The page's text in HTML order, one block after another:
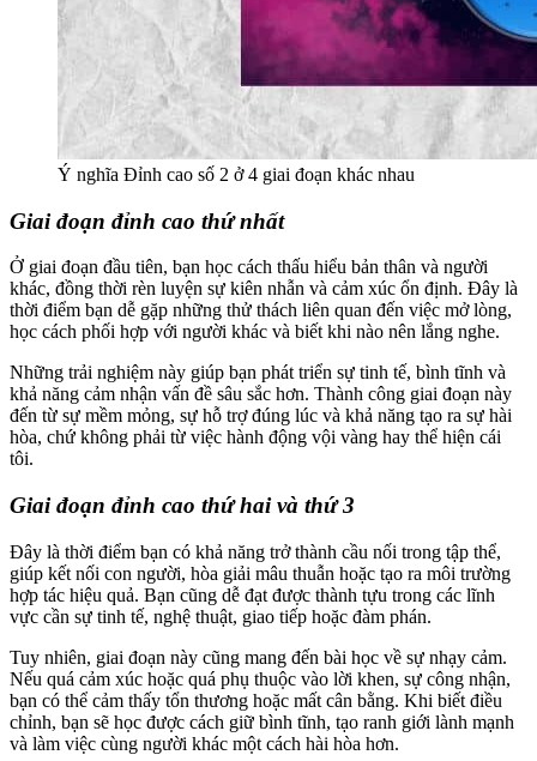
Ý nghĩa Đỉnh cao số 2 ở 4 giai đoạn khác nhau
Giai đoạn đỉnh cao thứ nhất
Ở giai đoạn đầu tiên, bạn học cách thấu hiểu bản thân và người
khác, đồng thời rèn luyện sự kiên nhẫn và cảm xúc ổn định. Đây là
thời điểm bạn dễ gặp những thử thách liên quan đến việc mở lòng,
học cách phối hợp với người khác và biết khi nào nên lắng nghe.
Những trải nghiệm này giúp bạn phát triển sự tinh tế, bình tĩnh và
khả năng cảm nhận vấn đề sâu sắc hơn. Thành công giai đoạn này
đến từ sự mềm mỏng, sự hỗ trợ đúng lúc và khả năng tạo ra sự hài
hòa, chứ không phải từ việc hành động vội vàng hay thể hiện cái
tôi.
Giai đoạn đỉnh cao thứ hai và thứ 3
Đây là thời điểm bạn có khả năng trở thành cầu nối trong tập thể,
giúp kết nối con người, hòa giải mâu thuẫn hoặc tạo ra môi trường
hợp tác hiệu quả. Bạn cũng dễ đạt được thành tựu trong các lĩnh
vực cần sự tinh tế, nghệ thuật, giao tiếp hoặc đàm phán.
Tuy nhiên, giai đoạn này cũng mang đến bài học về sự nhạy cảm.
Nếu quá cảm xúc hoặc quá phụ thuộc vào lời khen, sự công nhận,
bạn có thể cảm thấy tổn thương hoặc mất cân bằng. Khi biết điều
chỉnh, bạn sẽ học được cách giữ bình tĩnh, tạo ranh giới lành mạnh
và làm việc cùng người khác một cách hài hòa hơn.